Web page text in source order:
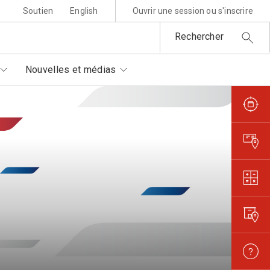
Soutien English Ouvrir une session ou s'inscrire
Rechercher
et règlements
Nouvelles et médias
et interruptions